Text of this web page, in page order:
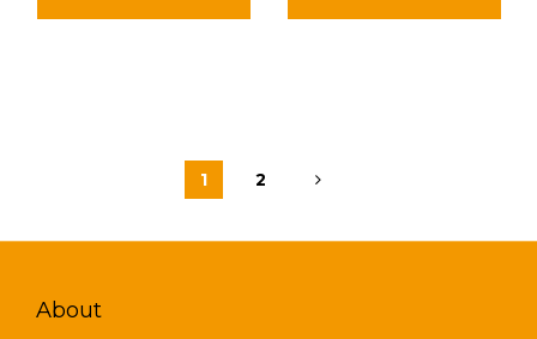
1 2
About